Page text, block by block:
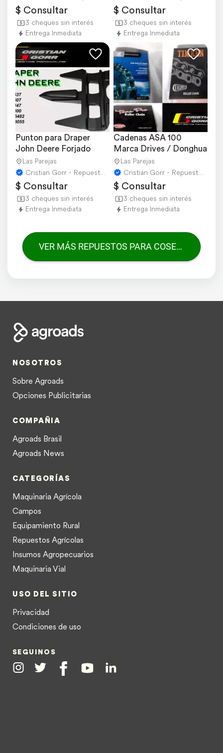
$ Consultar
3 cheques sin interés
Entrega Inmediata
$ Consultar
3 cheques sin interés
Entrega Inmediata
Punton para Draper
John Deere Forjado
Las Parejas
Cristian Gorr - Repuestos Agricolas
$ Consultar
3 cheques sin interés
Entrega Inmediata
Cadenas ASA 100
Marca Drives / Donghua
Las Parejas
Cristian Gorr - Repuestos Agricolas
$ Consultar
3 cheques sin interés
Entrega Inmediata
VER MÁS REPUESTOS PARA COSECHADORAS
NOSOTROS
Sobre Agroads
Opciones Publicitarias
COMPAÑIA
Agroads Brasil
Agroads News
CATEGORÍAS
Maquinaria Agrícola
Campos
Equipamiento Rural
Repuestos Agrícolas
Insumos Agropecuarios
Maquinaria Vial
USO DEL SITIO
Privacidad
Condiciones de uso
SEGUINOS
InstagramTwitter FacebookYoutubeLinkedin